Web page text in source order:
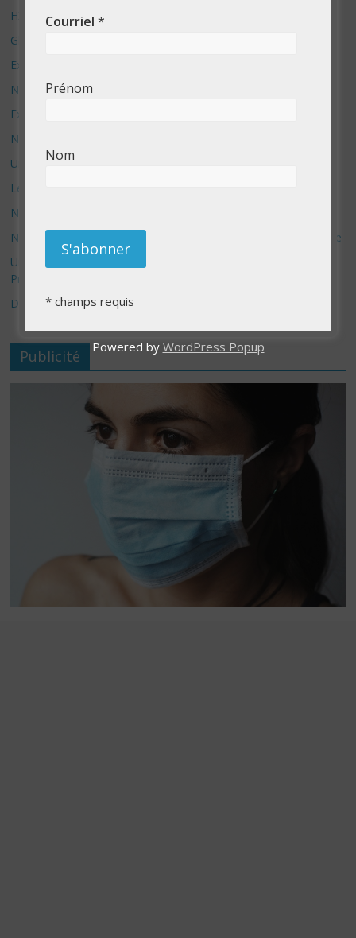
HX-2: L’ultime révolution ou le début de la fin ?
Glaze – le système anti IA
Exploration No Code avec Bolt.new
Nouvelle aventure sur YouTube
Exposition Photo – Nouvelle campagne de financement
Nouveau site e-commerce sur Etsy
Un nouveau site Shopify de lancé : Formuler store
Les boitiers Formuler Z10 pro max sont arrivés !!
Nouveau site web – Amadova – nouvelle cliente
Nouveau service de prise de photo de produit pour e-commerce
Un nouveau type de produit par BiMoo en vente sur Best Buy
Price
Démantèlement d’amazon – une bonne idée
Publicité
Courriel *
Prénom
Nom
* champs requis
Powered by WordPress Popup